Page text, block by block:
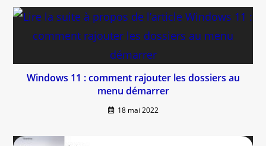
Windows 11 : comment rajouter les dossiers au
menu démarrer
18 mai 2022